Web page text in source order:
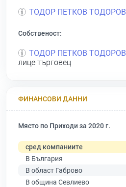
ТОДОР ПЕТКОВ ТОДОРОВ
Собственост:
ТОДОР ПЕТКОВ ТОДОРОВ
лице търговец
ФИНАНСОВИ ДАННИ
Място по Приходи за 2020 г.
сред компаниите
В България
В област Габрово
В община Севлиево